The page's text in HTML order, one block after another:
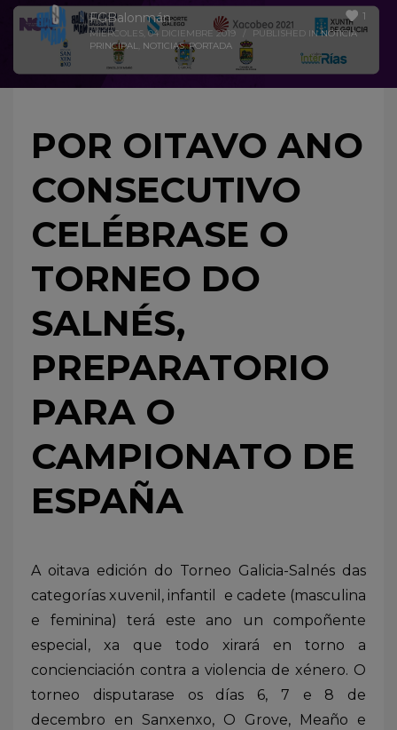
1
FGBalonmán
MIÉRCOLES, 04 DICIEMBRE 2019 PUBLISHED INNOTICIA
PRINCIPAL NOTICIAS,PORTADA
POR OITAVO ANO
CONSECUTIVO
CELÉBRASE O
TORNEO DO
SALNÉS,
PREPARATORIO
PARA O
CAMPIONATO DE
ESPAÑA
A oitava edición do Torneo Galicia-Salnés das
categorías xuvenil, infantil e cadete (masculina
e feminina) terá este ano un compoñente
especial, xa que todo xirará en torno a
concienciación contra a violencia de xénero. O
torneo disputarase os días 6, 7 e 8 de
decembro en Sanxenxo, O Grove, Meaño e